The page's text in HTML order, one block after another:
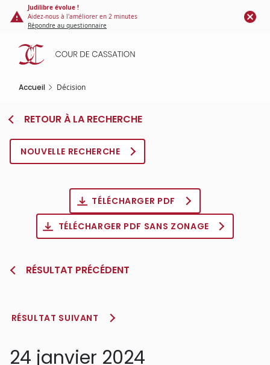
Panneau de gestion des cookies
contenu
principal
Judilibre évolue !
Aidez-nous à l'améliorer en 2 minutes
Répondre au questionnaire
Accueil Décision
RETOUR À LA RECHERCHE
NOUVELLE RECHERCHE
TÉLÉCHARGER PDF
TÉLÉCHARGER PDF SANS ZONAGE
RÉSULTAT PRÉCÉDENT
RÉSULTAT SUIVANT
24 janvier 2024